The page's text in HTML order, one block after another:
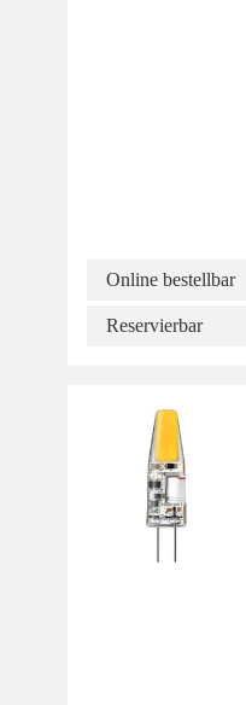
Online bestellbar
Reservierbar